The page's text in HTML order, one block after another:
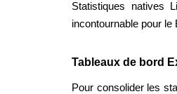
Statistiques natives
incontournable pour le
Tableaux de bord
Pour consolider les